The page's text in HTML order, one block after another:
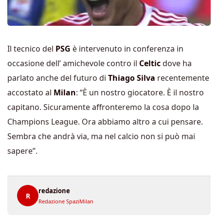
Il tecnico del PSG è intervenuto in conferenza in
occasione dell’ amichevole contro il Celticdove ha
parlato anche del futuro di Thiago Silva recentemente
accostato al Milan: “È un nostro giocatore. È il nostro
capitano. Sicuramente affronteremo la cosa dopo la
Champions League. Ora abbiamo altro a cui pensare.
Sembra che andrà via, ma nel calcio non si può mai
sapere”.
R
redazione
Redazione SpaziMilan